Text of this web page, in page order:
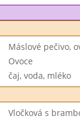
Máslové pečivo,
Ovoce
čaj, voda, mléko
Vločková s